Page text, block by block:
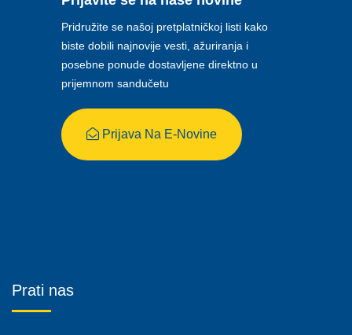
Pridružite se našoj pretplatničkoj listi kako
biste dobili najnovije vesti, ažuriranja i
posebne ponude dostavljene direktno u
prijemnom sandučetu
Prijava Na E-Novine
Prati nas